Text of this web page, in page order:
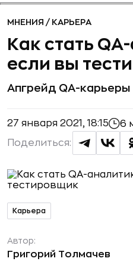
МНЕНИЯ / КАРЬЕРА
Как стать
если вы
Апгрейд QA-карьеры
27 января 2021, 18:15 6
Поделиться:
Карьера
Автор:
Григорий Толмачев